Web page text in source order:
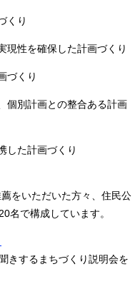
くり
性を確保した計画づくり
づくり
個別計画との整合ある計画
した計画づくり
をいただいた方々、住民公
名で構成しています。
きするまちづくり説明会を